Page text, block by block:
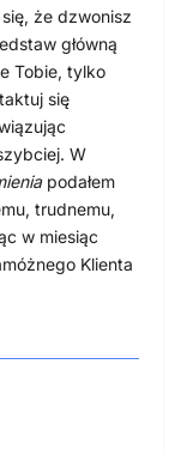
że dzwonisz
główną
Tobie, tylko
się
W
podałem
trudnemu,
w miesiąc
Klienta